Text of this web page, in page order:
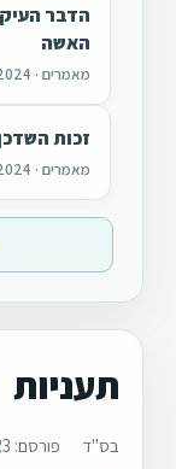
הדבר
האשה
מאמרים · 07/02/2024
זכות
מאמרים · 07/02/2024
תעניות
בס"ד פורסם: 21/08/2023